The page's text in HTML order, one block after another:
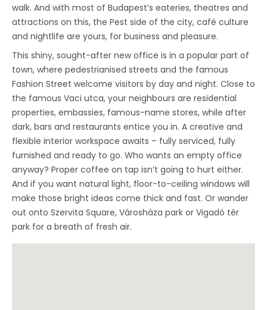
walk. And with most of Budapest’s eateries, theatres and
attractions on this, the Pest side of the city, café culture
and nightlife are yours, for business and pleasure.
This shiny, sought-after new office is in a popular part of
town, where pedestrianised streets and the famous
Fashion Street welcome visitors by day and night. Close to
the famous Vaci utca, your neighbours are residential
properties, embassies, famous-name stores, while after
dark, bars and restaurants entice you in. A creative and
flexible interior workspace awaits – fully serviced, fully
furnished and ready to go. Who wants an empty office
anyway? Proper coffee on tap isn’t going to hurt either.
And if you want natural light, floor-to-ceiling windows will
make those bright ideas come thick and fast. Or wander
out onto Szervita Square, Városháza park or Vigadó tér
park for a breath of fresh air.